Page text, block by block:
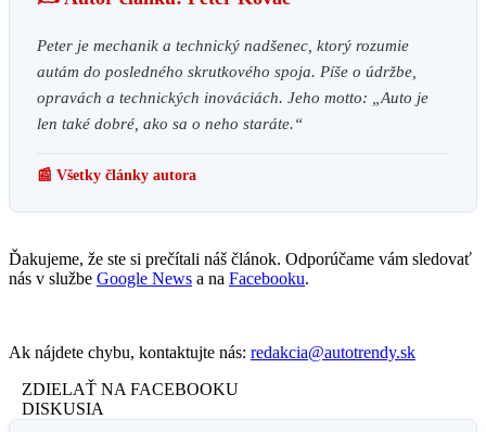
Peter je mechanik a technický nadšenec, ktorý rozumie
autám do posledného skrutkového spoja. Píše o údržbe,
opravách a technických inováciách. Jeho motto: „Auto je
len také dobré, ako sa o neho staráte.“
📰 Všetky články autora
Ďakujeme, že ste si prečítali náš článok. Odporúčame vám sledovať
nás v službe Google News a na Facebooku.
Ak nájdete chybu, kontaktujte nás: redakcia@autotrendy.sk
ZDIELAŤ NA FACEBOOKU
DISKUSIA